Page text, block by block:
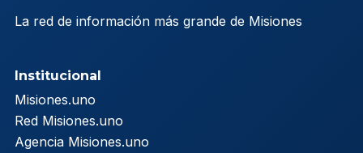
La red de información más grande de Misiones
Institucional
Misiones.uno
Red Misiones.uno
Agencia Misiones.uno